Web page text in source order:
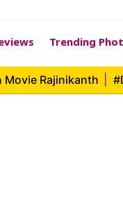
Trending
Movie Rajinikanth